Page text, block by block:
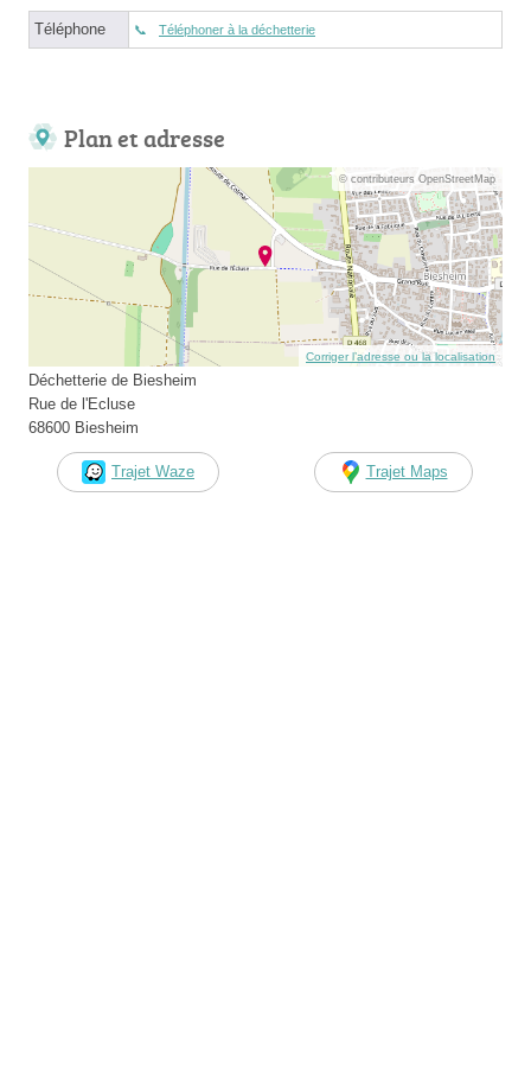
Téléphone Téléphoner à la déchetterie
Plan et adresse
© contributeurs OpenStreetMap
Corriger l’adresse ou la localisation
Déchetterie de Biesheim
Rue de l'Ecluse
68600 Biesheim
Trajet Waze Trajet Maps